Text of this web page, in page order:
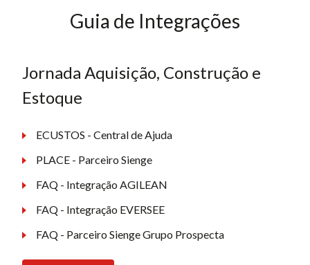
Guia de Integrações
Jornada Aquisição, Construção e
Estoque
ECUSTOS - Central de Ajuda
PLACE - Parceiro Sienge
FAQ - Integração AGILEAN
FAQ - Integração EVERSEE
FAQ - Parceiro Sienge Grupo Prospecta